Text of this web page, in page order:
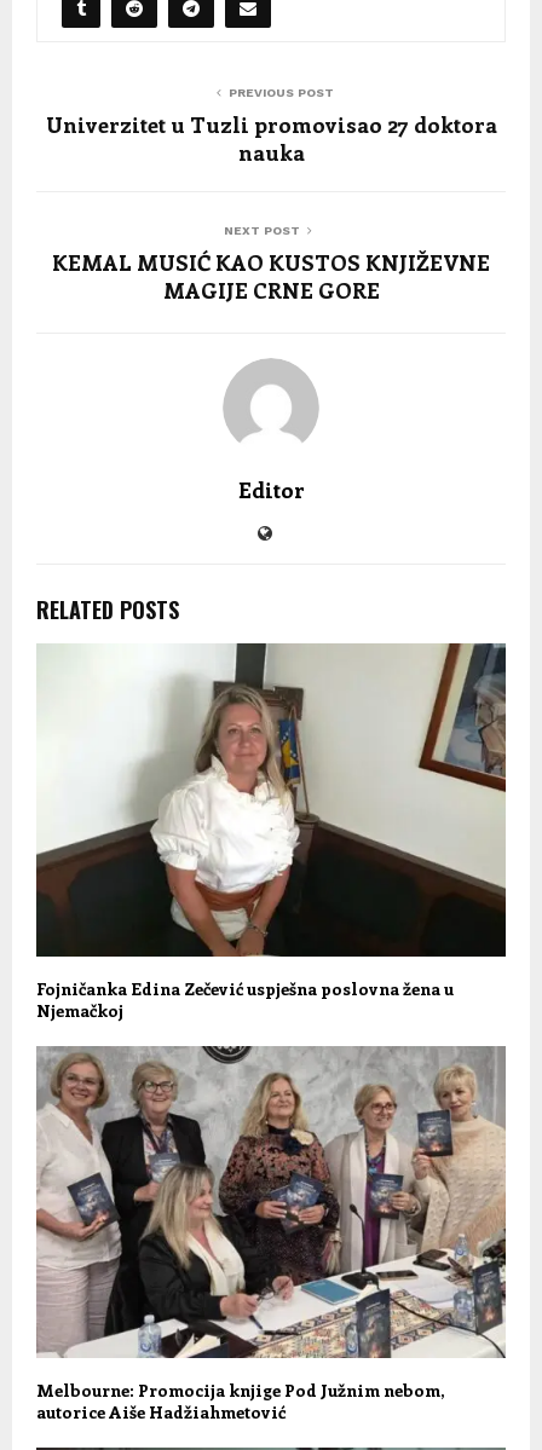
PREVIOUS POST
Univerzitet u Tuzli promovisao 27 doktora
nauka
NEXT POST
KEMAL MUSIĆ KAO KUSTOS KNJIŽEVNE
MAGIJE CRNE GORE
Editor
RELATED POSTS
Fojničanka Edina Zečević uspješna poslovna žena u
Njemačkoj
Melbourne: Promocija knjige Pod Južnim nebom,
autorice Aiše Hadžiahmetović